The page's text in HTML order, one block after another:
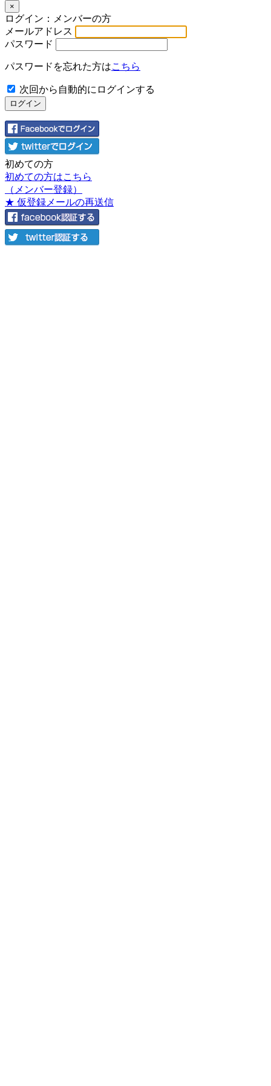
×
ログイン：メンバーの方
メールアドレス
パスワード
パスワードを忘れた方はこちら
次回から自動的にログインする
初めての方
初めての方はこちら
（メンバー登録）
★ 仮登録メールの再送信